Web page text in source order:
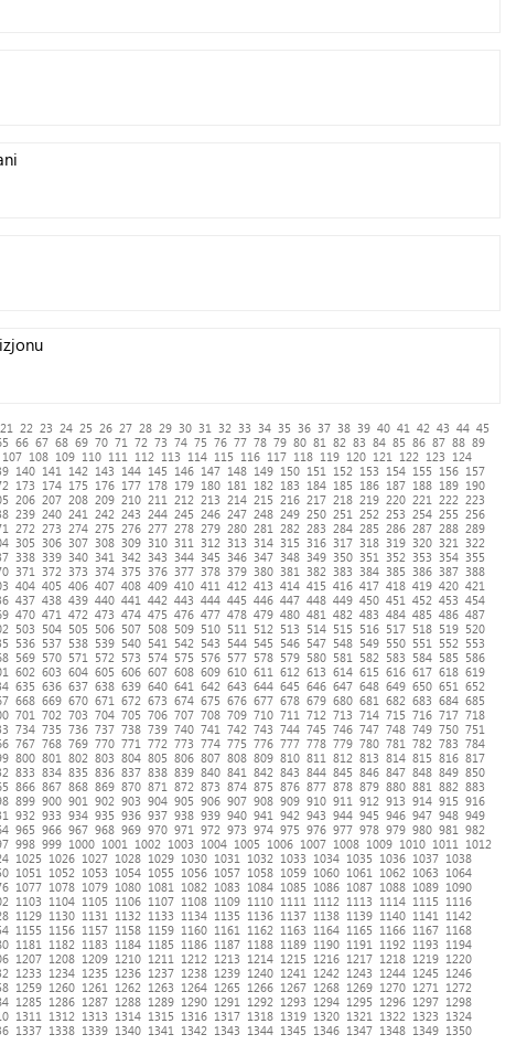
21 22 23 24 25 26 27 28 29 30 31 32 33 34 35 36 37 38 39 40 41 42 43 44 45
66 67 68 69 70 71 72 73 74 75 76 77 78 79 80 81 82 83 84 85 86 87 88 89
107 108 109 110 111 112 113 114 115 116 117 118 119 120 121 122 123
124
140 141 142 143 144 145 146 147 148 149 150 151 152 153 154 155 156 157
173 174 175 176 177 178 179 180 181 182 183 184 185 186 187 188 189 190
206 207 208 209 210 211 212 213 214 215 216 217 218 219 220 221 222
223
239 240 241 242 243 244 245 246 247 248 249 250 251 252 253 254 255
256
272 273 274 275 276 277 278 279 280 281 282 283 284 285 286 287 288 289
305 306 307 308 309 310 311 312 313 314 315 316 317 318 319 320 321
322
338 339 340 341 342 343 344 345 346 347 348 349 350 351 352 353 354 355
371 372 373 374 375 376 377 378 379 380 381 382 383 384 385 386 387 388
404 405 406 407 408 409 410 411 412 413 414 415 416 417 418 419 420 421
437 438 439 440 441 442 443 444 445 446 447 448 449 450 451 452 453 454
470 471 472 473 474 475 476 477 478 479 480 481 482 483 484 485 486 487
503 504 505 506 507 508 509 510 511 512 513 514 515 516 517 518 519 520
536 537 538 539 540 541 542 543 544 545 546 547 548 549 550 551 552
553
569 570 571 572 573 574 575 576 577 578 579 580 581 582 583 584 585
586
602 603 604 605 606 607 608 609 610 611 612 613 614 615 616 617 618 619
635 636 637 638 639 640 641 642 643 644 645 646 647 648 649 650 651
652
668 669 670 671 672 673 674 675 676 677 678 679 680 681 682 683 684 685
701 702 703 704 705 706 707 708 709 710 711 712 713 714 715 716 717 718
734 735 736 737 738 739 740 741 742 743 744 745 746 747 748 749 750 751
767 768 769 770 771 772 773 774 775 776 777 778 779 780 781 782 783 784
800 801 802 803 804 805 806 807 808 809 810 811 812 813 814 815 816 817
833 834 835 836 837 838 839 840 841 842 843 844 845 846 847 848 849 850
866 867 868 869 870 871 872 873 874 875 876 877 878 879 880 881 882 883
899 900 901 902 903 904 905 906 907 908 909 910 911 912 913 914 915 916
932 933 934 935 936 937 938 939 940 941 942 943 944 945 946 947 948 949
965 966 967 968 969 970 971 972 973 974 975 976 977 978 979 980 981
982
998 999 1000 1001 1002 1003 1004 1005 1006 1007 1008 1009 1010 1011
1012
1025 1026 1027 1028 1029 1030 1031 1032 1033 1034 1035 1036 1037 1038
1051 1052 1053 1054 1055 1056 1057 1058 1059 1060 1061 1062 1063
1064
1077 1078 1079 1080 1081 1082 1083 1084 1085 1086 1087 1088 1089 1090
1103 1104 1105 1106 1107 1108 1109 1110 1111 1112 1113 1114 1115
1116
1129 1130 1131 1132 1133 1134 1135 1136 1137 1138 1139 1140 1141
1142
1155 1156 1157 1158 1159 1160 1161 1162 1163 1164 1165 1166 1167 1168
1181 1182 1183 1184 1185 1186 1187 1188 1189 1190 1191 1192 1193
1194
1207 1208 1209 1210 1211 1212 1213 1214 1215 1216 1217 1218 1219 1220
1233 1234 1235 1236 1237 1238 1239 1240 1241 1242 1243 1244 1245
1246
1259 1260 1261 1262 1263 1264 1265 1266 1267 1268 1269 1270 1271
1272
1285 1286 1287 1288 1289 1290 1291 1292 1293 1294 1295 1296 1297 1298
1311 1312 1313 1314 1315 1316 1317 1318 1319 1320 1321 1322 1323
1324
1337 1338 1339 1340 1341 1342 1343 1344 1345 1346 1347 1348 1349 1350